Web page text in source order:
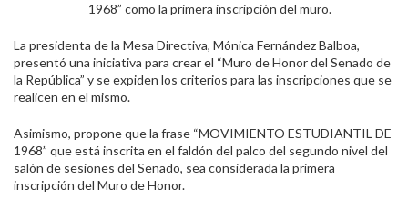
1968” como la primera inscripción del muro.
La presidenta de la Mesa Directiva, Mónica Fernández Balboa,
presentó una iniciativa para crear el “Muro de Honor del Senado de
la República” y se expiden los criterios para las inscripciones que se
realicen en el mismo.
Asimismo, propone que la frase “MOVIMIENTO ESTUDIANTIL DE
1968” que está inscrita en el faldón del palco del segundo nivel del
salón de sesiones del Senado, sea considerada la primera
inscripción del Muro de Honor.